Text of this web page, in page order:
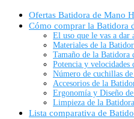
Ofertas Batidora de Mano
Cómo comprar la Batidora
El uso que le vas a
Materiales de la
Tamaño de la Batidora
Potencia y
Número de cuchillas
Accesorios de la
Ergonomía y Diseño
Limpieza de la
Lista comparativa de